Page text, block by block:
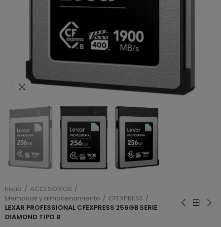
Haga clic para ampliar
Inicio
ACCESORIOS
Memorias y almacenamiento
CFEXPRESS
LEXAR PROFESSIONAL CFEXPRESS 256GB SERIE
DIAMOND TIPO B